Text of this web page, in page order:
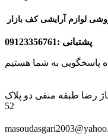
پشتبانی :09123356761
رضا طبقه منفی دو پلاک
52